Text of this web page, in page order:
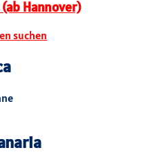
Hannover)
suchen